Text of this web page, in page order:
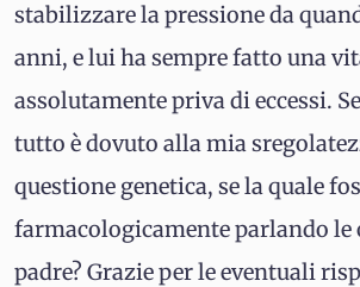
stabilizzare la pressione da
anni, e lui ha sempre fatto una
assolutamente priva di eccessi.
tutto è dovuto alla mia
questione genetica, se la quale
farmacologicamente parlando le
padre? Grazie per le eventuali